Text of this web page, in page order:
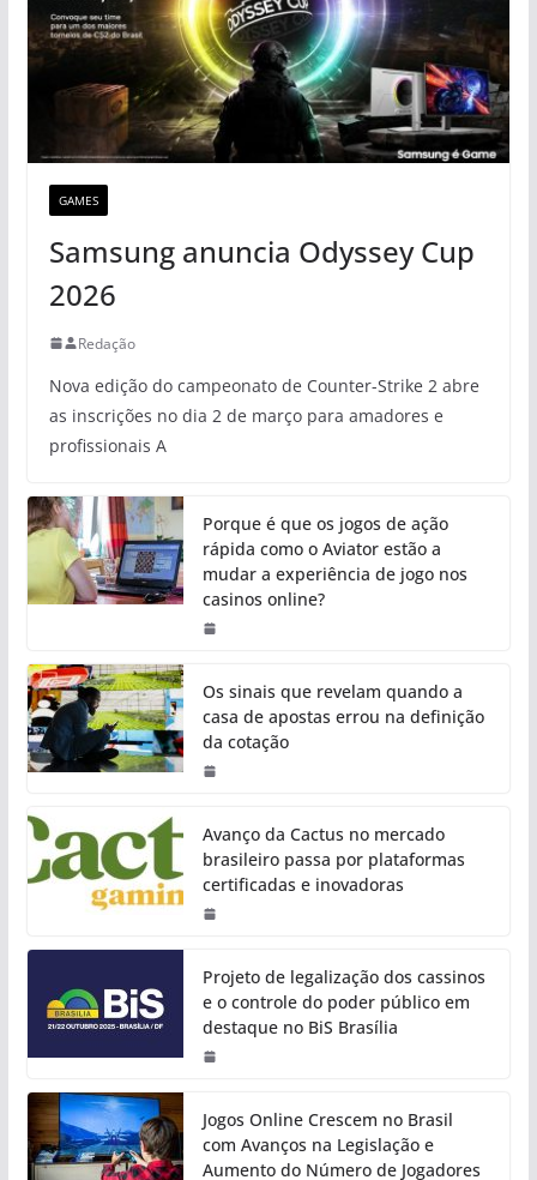
GAMES
Samsung anuncia Odyssey Cup
2026
Redação
Nova edição do campeonato de Counter-Strike 2 abre
as inscrições no dia 2 de março para amadores e
profissionais A
Porque é que os jogos de ação
rápida como o Aviator estão a
mudar a experiência de jogo nos
casinos online?
Os sinais que revelam quando a
casa de apostas errou na definição
da cotação
Avanço da Cactus no mercado
brasileiro passa por plataformas
certificadas e inovadoras
Projeto de legalização dos cassinos
e o controle do poder público em
destaque no BiS Brasília
Jogos Online Crescem no Brasil
com Avanços na Legislação e
Aumento do Número de Jogadores